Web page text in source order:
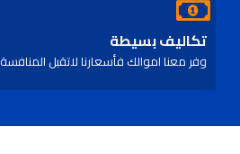
تكاليف بسيطة
وفر معنا اموالك فأسعارنا لاتقبل المنافسة